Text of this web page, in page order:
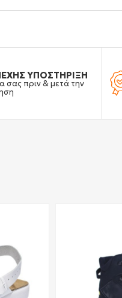
ΥΠΟΣΤΗΡΙΞΗ
σας πριν & μετά την